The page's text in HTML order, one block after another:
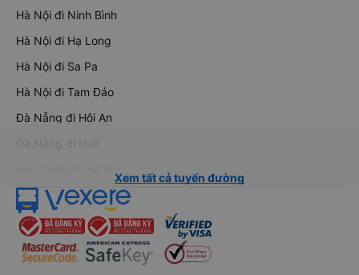
Hà Nội đi Ninh Bình
Hà Nội đi Hạ Long
Hà Nội đi Sa Pa
Hà Nội đi Tam Đảo
Đà Nẵng đi Hội An
Đà Nẵng đi Huế
Xem tất cả tuyến đường